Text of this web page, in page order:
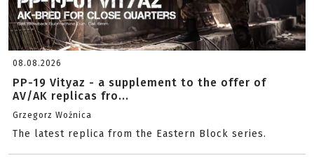
08.08.2026
PP-19 Vityaz - a supplement to the offer of
AV/AK replicas fro...
Grzegorz Woźnica
The latest replica from the Eastern Block series.